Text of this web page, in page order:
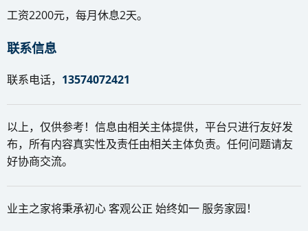
工资2200元，每月休息2天。
联系信息
联系电话， 13574072421
以上，仅供参考！信息由相关主体提供，平台只进行友好发
布，所有内容真实性及责任由相关主体负责。任何问题请友
好协商交流。
业主之家将秉承初心 客观公正 始终如一 服务家园！